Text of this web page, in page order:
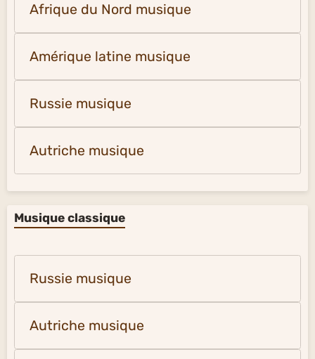
Afrique du Nord musique
Amérique latine musique
Russie musique
Autriche musique
Musique classique
Russie musique
Autriche musique